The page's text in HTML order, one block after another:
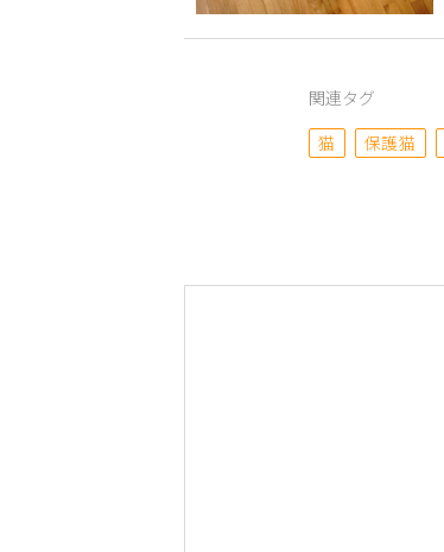
関連タグ
猫
保護猫